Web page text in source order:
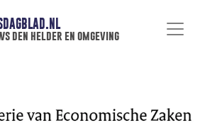
den helder en omgeving